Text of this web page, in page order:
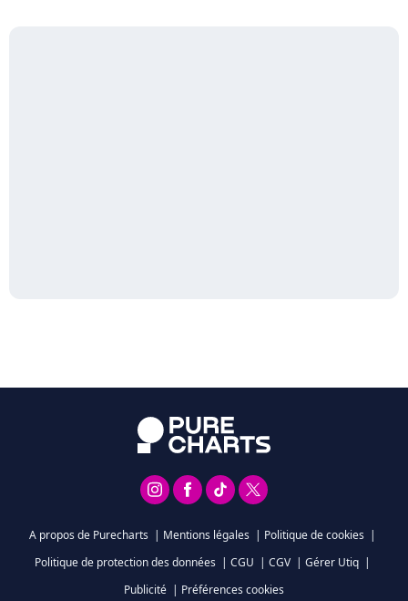
A propos de Purecharts | Mentions légales | Politique de cookies |
Politique de protection des données | CGU | CGV | Gérer Utiq |
Publicité | Préférences cookies